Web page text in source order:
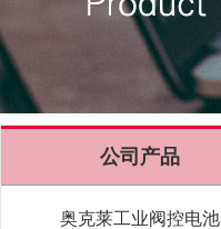
公司产品
奥克莱工业阀控电池